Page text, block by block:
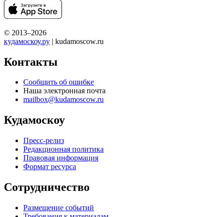
© 2013–2026
кудамоскоу.ру | kudamoscow.ru
Контакты
Сообщить об ошибке
Наша электронная почта
mailbox@kudamoscow.ru
Кудамоскоу
Пресс-релиз
Редакционная политика
Правовая информация
Формат ресурса
Сотрудничество
Размещение событий